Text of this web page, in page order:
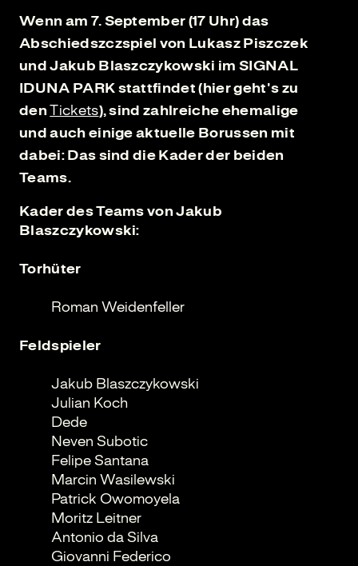
Wenn am 7. September (17 Uhr) das
Abschiedszczspiel von Lukasz Piszczek
und Jakub Blaszczykowski im SIGNAL
IDUNA PARK stattfindet (hier geht's zu
denTickets), sind zahlreiche ehemalige
und auch einige aktuelle Borussen mit
dabei: Das sind die Kader der beiden
Teams.
Kader des Teams von Jakub
Blaszczykowski:
Torhüter
Roman Weidenfeller
Feldspieler
Jakub Blaszczykowski
Julian Koch
Dede
Neven Subotic
Felipe Santana
Marcin Wasilewski
Patrick Owomoyela
Moritz Leitner
Antonio da Silva
Giovanni Federico